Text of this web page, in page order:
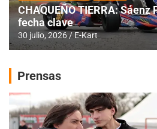
CHAQUEÑO TIERRA:
fecha clave
30 julio, 2026 E-Kart
Prensas